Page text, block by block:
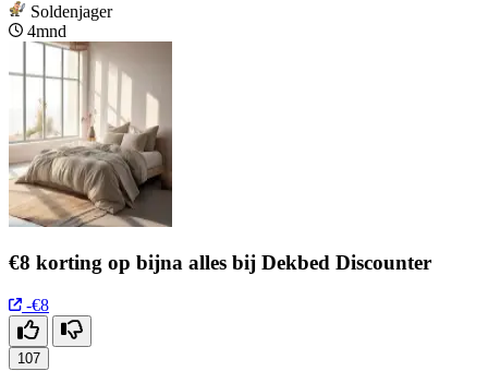
Soldenjager
4mnd
€8 korting op bijna alles bij Dekbed Discounter
-€8
107